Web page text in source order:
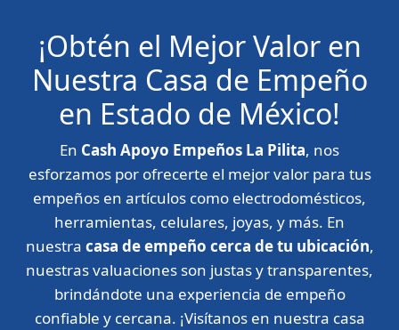
¡Obtén el Mejor Valor en
Nuestra Casa de Empeño
en Estado de México!
En Cash Apoyo Empeños La Pilita, nos
esforzamos por ofrecerte el mejor valor para tus
empeños en artículos como electrodomésticos,
herramientas, celulares, joyas, y más. En
nuestra casa de empeño cerca de tu ubicación,
nuestras valuaciones son justas y transparentes,
brindándote una experiencia de empeño
confiable y cercana. ¡Visítanos en nuestra casa